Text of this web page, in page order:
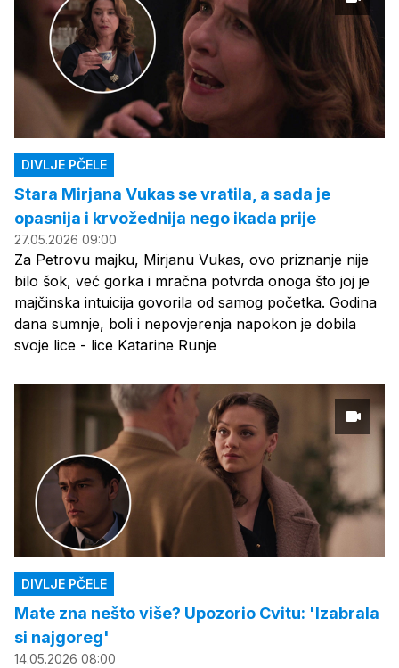
DIVLJE PČELE
Stara Mirjana Vukas se vratila, a sada je
opasnija i krvožednija nego ikada prije
27.05.2026 09:00
Za Petrovu majku, Mirjanu Vukas, ovo priznanje nije
bilo šok, već gorka i mračna potvrda onoga što joj je
majčinska intuicija govorila od samog početka. Godina
dana sumnje, boli i nepovjerenja napokon je dobila
svoje lice - lice Katarine Runje
DIVLJE PČELE
Mate zna nešto više? Upozorio Cvitu: 'Izabrala
si najgoreg'
14.05.2026 08:00